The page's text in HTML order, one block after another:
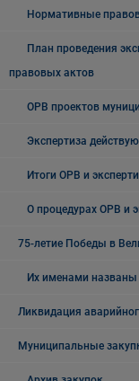
Нормативные
План проведения
правовых актов
ОРВ проектов
Экспертиза
Итоги ОРВ и
О процедурах ОРВ и
75-летие Победы в
Их именами названы
Ликвидация
Муниципальные